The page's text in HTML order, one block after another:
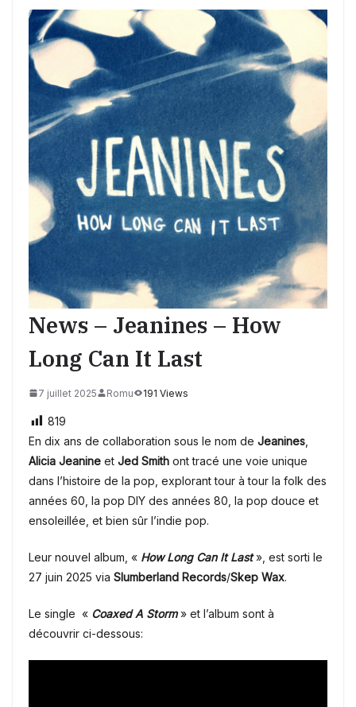
News – Jeanines – How
Long Can It Last
7 juillet 2025 Romu 191 Views
819
En dix ans de collaboration sous le nom de Jeanines
Alicia Jeanine et Jed Smith ont tracé une voie unique
dans l’histoire de la pop, explorant tour à tour la folk des
années 60, la pop DIY des années 80, la pop douce et
ensoleillée, et bien sûr l’indie pop.
Leur nouvel album, « How Long Can It Last», est sorti le
27 juin 2025 via Slumberland Records/Skep Wax.
Le single « Coaxed A Storm» et l’album sont à
découvrir ci-dessous: